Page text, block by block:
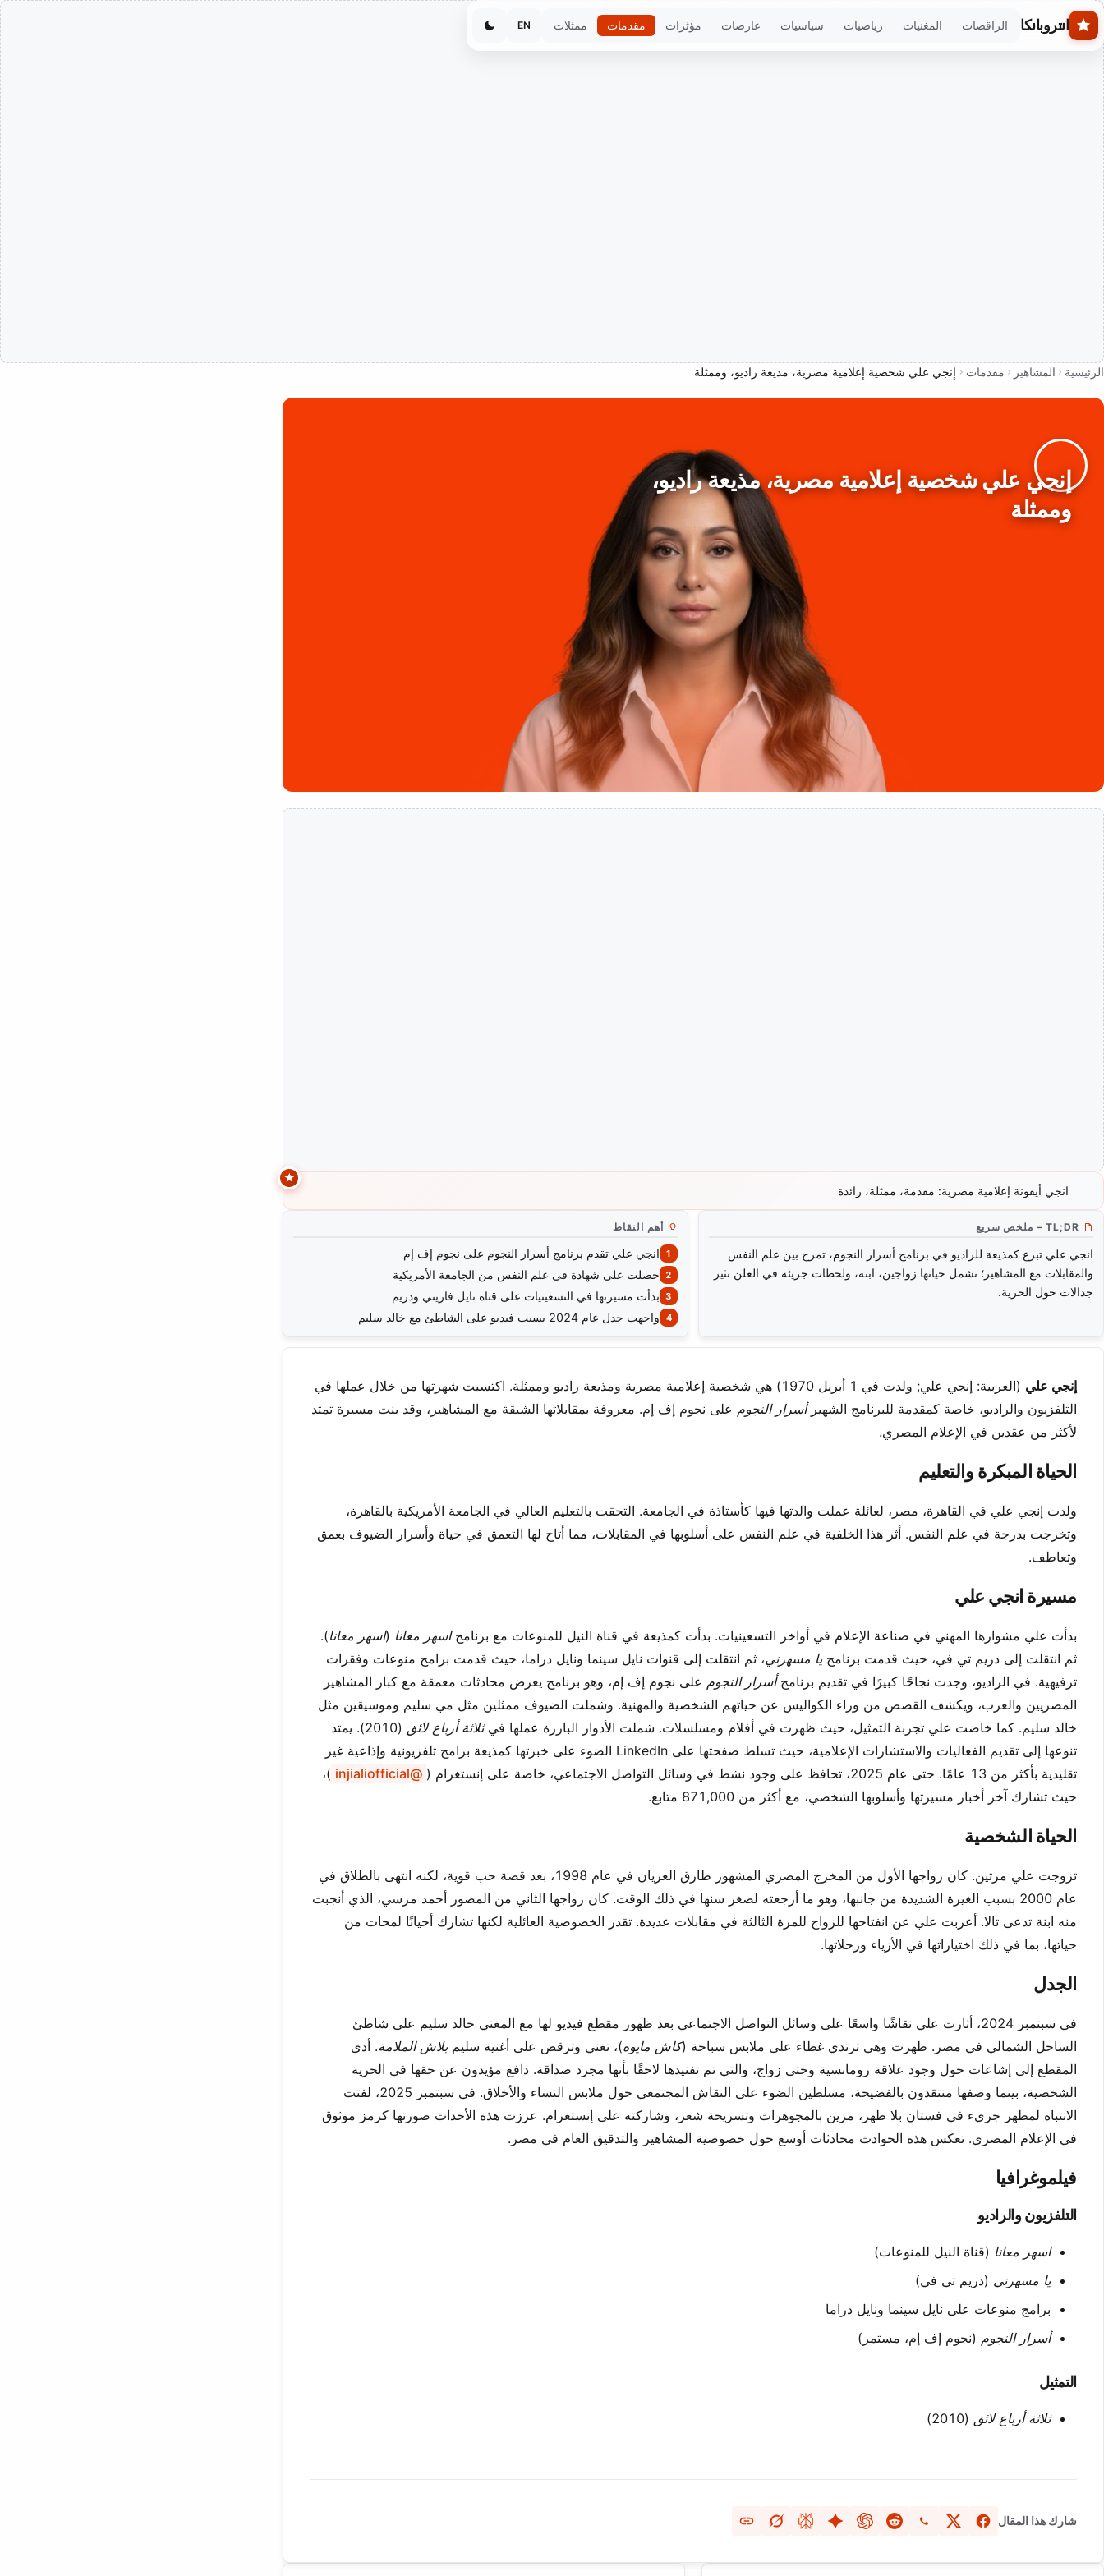
Skip to main content
انتروبانكا الراقصات المغنيات رياضيات سياسيات عارضات مؤثرات مقدمات ممثلات EN
الرئيسية المشاهير مقدمات إنجي علي شخصية إعلامية مصرية، مذيعة راديو، وممثلة
إنجي علي شخصية إعلامية مصرية، مذيعة راديو،
وممثلة
انجي أيقونة إعلامية مصرية: مقدمة، ممثلة، رائدة
TL;DR – ملخص سريع
انجي علي تبرع كمذيعة للراديو في برنامج أسرار النجوم، تمزج بين علم النفس
والمقابلات مع المشاهير؛ تشمل حياتها زواجين، ابنة، ولحظات جريئة في العلن تثير
جدالات حول الحرية.
أهم النقاط
انجي علي تقدم برنامج أسرار النجوم على نجوم إف إم
حصلت على شهادة في علم النفس من الجامعة الأمريكية
بدأت مسيرتها في التسعينيات على قناة نايل فاريتي ودريم
واجهت جدل عام 2024 بسبب فيديو على الشاطئ مع خالد سليم
إنجي علي
(العربية: إنجي علي; ولدت في 1 أبريل 1970) هي شخصية إعلامية مصرية ومذيعة راديو وممثلة. اكتسبت شهرتها من خلال عملها في
التلفزيون والراديو، خاصة كمقدمة للبرنامج الشهيرأسرار النجوم على نجوم إف إم. معروفة بمقابلاتها الشيقة مع المشاهير، وقد بنت مسيرة تمتد
لأكثر من عقدين في الإعلام المصري.
الحياة المبكرة والتعليم
ولدت إنجي علي في القاهرة، مصر، لعائلة عملت والدتها فيها كأستاذة في الجامعة. التحقت بالتعليم العالي في الجامعة الأمريكية بالقاهرة،
وتخرجت بدرجة في علم النفس. أثر هذا الخلفية في علم النفس على أسلوبها في المقابلات، مما أتاح لها التعمق في حياة وأسرار الضيوف بعمق
وتعاطف.
مسيرة انجي علي
بدأت علي مشوارها المهني في صناعة الإعلام في أواخر التسعينيات. بدأت كمذيعة في قناة النيل للمنوعات مع برنامجاسهر معانا (اسهر معانا).
ثم انتقلت إلى دريم تي في، حيث قدمت برنامج يا مسهرني، ثم انتقلت إلى قنوات نايل سينما ونايل دراما، حيث قدمت برامج منوعات وفقرات
ترفيهية. في الراديو، وجدت نجاحًا كبيرًا في تقديم برنامجأسرار النجوم على نجوم إف إم، وهو برنامج يعرض محادثات معمقة مع كبار المشاهير
المصريين والعرب، ويكشف القصص من وراء الكواليس عن حياتهم الشخصية والمهنية. وشملت الضيوف ممثلين مثل مي سليم وموسيقين مثل
خالد سليم. كما خاضت علي تجربة التمثيل، حيث ظهرت في أفلام ومسلسلات. شملت الأدوار البارزة عملها فيثلاثة أرباع لائق
(2010). يمتد
تنوعها إلى تقديم الفعاليات والاستشارات الإعلامية، حيث تسلط صفحتها على LinkedIn الضوء على خبرتها كمذيعة برامج تلفزيونية وإذاعية غير
تقليدية بأكثر من 13 عامًا. حتى عام 2025، تحافظ على وجود نشط في وسائل التواصل الاجتماعي، خاصة على إنستغرام (
@injialiofficial
)،
حيث تشارك آخر أخبار مسيرتها وأسلوبها الشخصي، مع أكثر من 871,000 متابع.
الحياة الشخصية
تزوجت علي مرتين. كان زواجها الأول من المخرج المصري المشهور طارق العريان في عام 1998، بعد قصة حب قوية، لكنه انتهى بالطلاق في
عام 2000 بسبب الغيرة الشديدة من جانبها، وهو ما أرجعته لصغر سنها في ذلك الوقت. كان زواجها الثاني من المصور أحمد مرسي، الذي أنجبت
منه ابنة تدعى تالا. أعربت علي عن انفتاحها للزواج للمرة الثالثة في مقابلات عديدة. تقدر الخصوصية العائلية لكنها تشارك أحيانًا لمحات من
حياتها، بما في ذلك اختياراتها في الأزياء ورحلاتها.
الجدل
في سبتمبر 2024، أثارت علي نقاشًا واسعًا على وسائل التواصل الاجتماعي بعد ظهور مقطع فيديو لها مع المغني خالد سليم على شاطئ
الساحل الشمالي في مصر. ظهرت وهي ترتدي غطاء على ملابس سباحة (كاش مايوه)، تغني وترقص على أغنية سليم بلاش الملامة. أدى
المقطع إلى إشاعات حول وجود علاقة رومانسية وحتى زواج، والتي تم تفنيدها لاحقًا بأنها مجرد صداقة. دافع مؤيدون عن حقها في الحرية
الشخصية، بينما وصفها منتقدون بالفضيحة، مسلطين الضوء على النقاش المجتمعي حول ملابس النساء والأخلاق. في سبتمبر 2025، لفتت
الانتباه لمظهر جريء في فستان بلا ظهر، مزين بالمجوهرات وتسريحة شعر، وشاركته على إنستغرام. عززت هذه الأحداث صورتها كرمز موثوق
في الإعلام المصري. تعكس هذه الحوادث محادثات أوسع حول خصوصية المشاهير والتدقيق العام في مصر.
فيلموغرافيا
التلفزيون والراديو
اسهر معانا (قناة النيل للمنوعات)
يا مسهرني (دريم تي في)
برامج منوعات على نايل سينما ونايل دراما
أسرار النجوم (نجوم إف إم، مستمر)
التمثيل
ثلاثة أرباع لائق (2010)
شارك هذا المقال